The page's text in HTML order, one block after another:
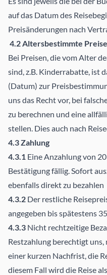
auf das Datum des
Preisänderungen nach
4.2 Altersbestimmte Preise
Bei Preisen, die vom Alter
sind, z.B. Kinderrabatte, ist
(Datum) zur
uns das Recht vor, bei
zu berechnen und eine
stellen. Dies auch nach
4.3 Zahlung
4.3.1 Eine Anzahlung von
Bestätigung fällig. Sofort
ebenfalls direkt zu bezahlen
4.3.2 Der restliche
angegeben bis spätestens
4.3.3 Nicht rechtzeitige
Restzahlung berechtigt
einer kurzen Nachfrist, die
diesem Fall wird die Reise